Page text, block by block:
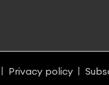
Privacy policy